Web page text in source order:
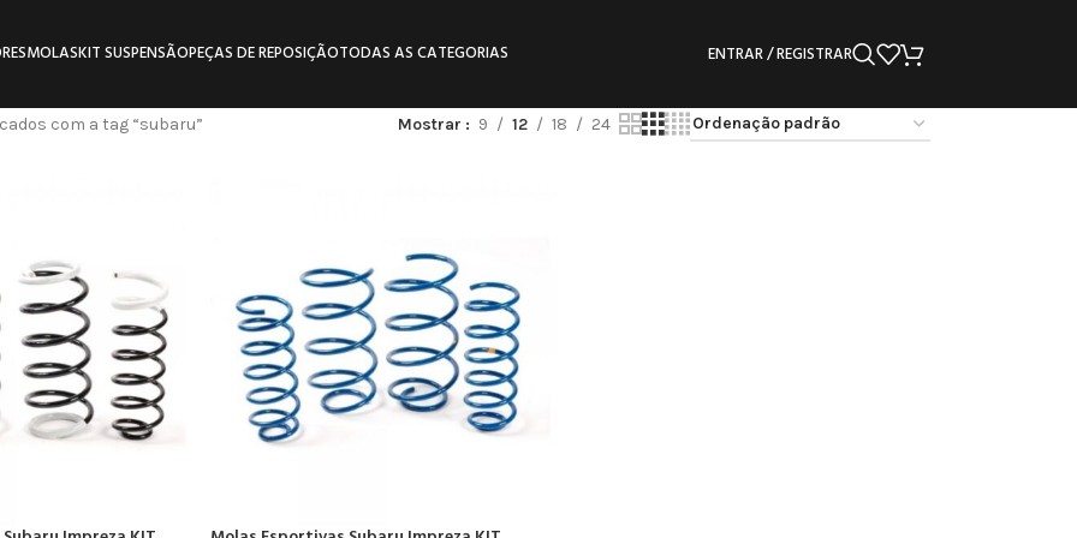
MOLASKIT SUSPENSÃOPEÇAS DE REPOSIÇÃOTODAS AS CATEGORIAS ENTRAR / REGISTRAR
com a tag “subaru” Mostrar 9 12 18 24